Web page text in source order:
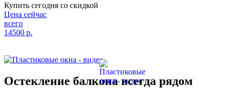
Купить сегодня со скидкой
Цена сейчас
всего
14500 р.
Остекление балконавсегда рядом